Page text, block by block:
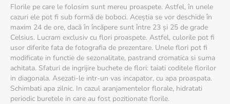
Florile pe care le folosim sunt mereu proaspete. Astfel, în unele
cazuri ele pot fi sub formă de boboci. Aceștia se vor deschide în
maxim 24 de ore, dacă în încăpere sunt între 23 și 25 de grade
Celsius. Lucram exclusiv cu flori proaspete. Astfel, culorile pot fi
usor diferite fata de fotografia de prezentare. Unele flori pot fi
modificate in functie de sezonalitate, pastrand cromatica si suma
achitata. Sfaturi de ingrijire buchete de flori: taiati coditele florilor
in diagonala. Asezati-le intr-un vas incapator, cu apa proaspata.
Schimbati apa zilnic. In cazul aranjamentelor florale, hidratati
periodic buretele in care au fost pozitionate florile.